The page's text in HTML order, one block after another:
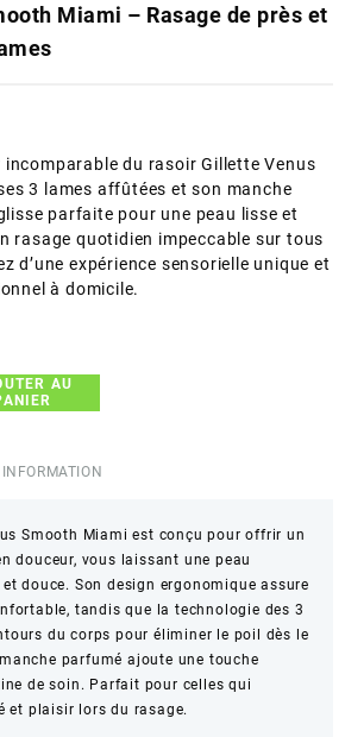
Miami – Rasage de près et
incomparable du rasoir Gillette Venus
3 lames affûtées et son manche
parfaite pour une peau lisse et
rasage quotidien impeccable sur tous
d’une expérience sensorielle unique et
à domicile.
AU
Smooth Miami est conçu pour offrir un
douceur, vous laissant une peau
douce. Son design ergonomique assure
tandis que la technologie des 3
du corps pour éliminer le poil dès le
parfumé ajoute une touche
de soin. Parfait pour celles qui
et plaisir lors du rasage.